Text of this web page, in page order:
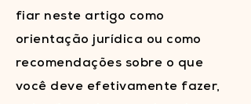
fiar neste artigo como
orientação jurídica ou como
recomendações sobre o que
você deve efetivamente fazer,